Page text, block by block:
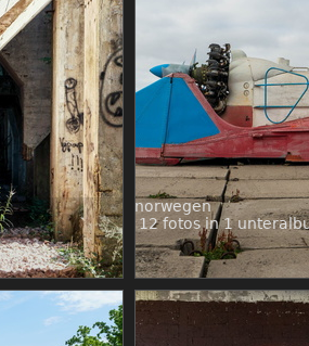
norwegen
12 fotos in 1